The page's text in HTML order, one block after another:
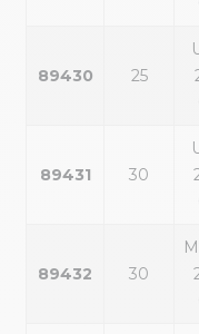
89430 25
89431 30
89432 30